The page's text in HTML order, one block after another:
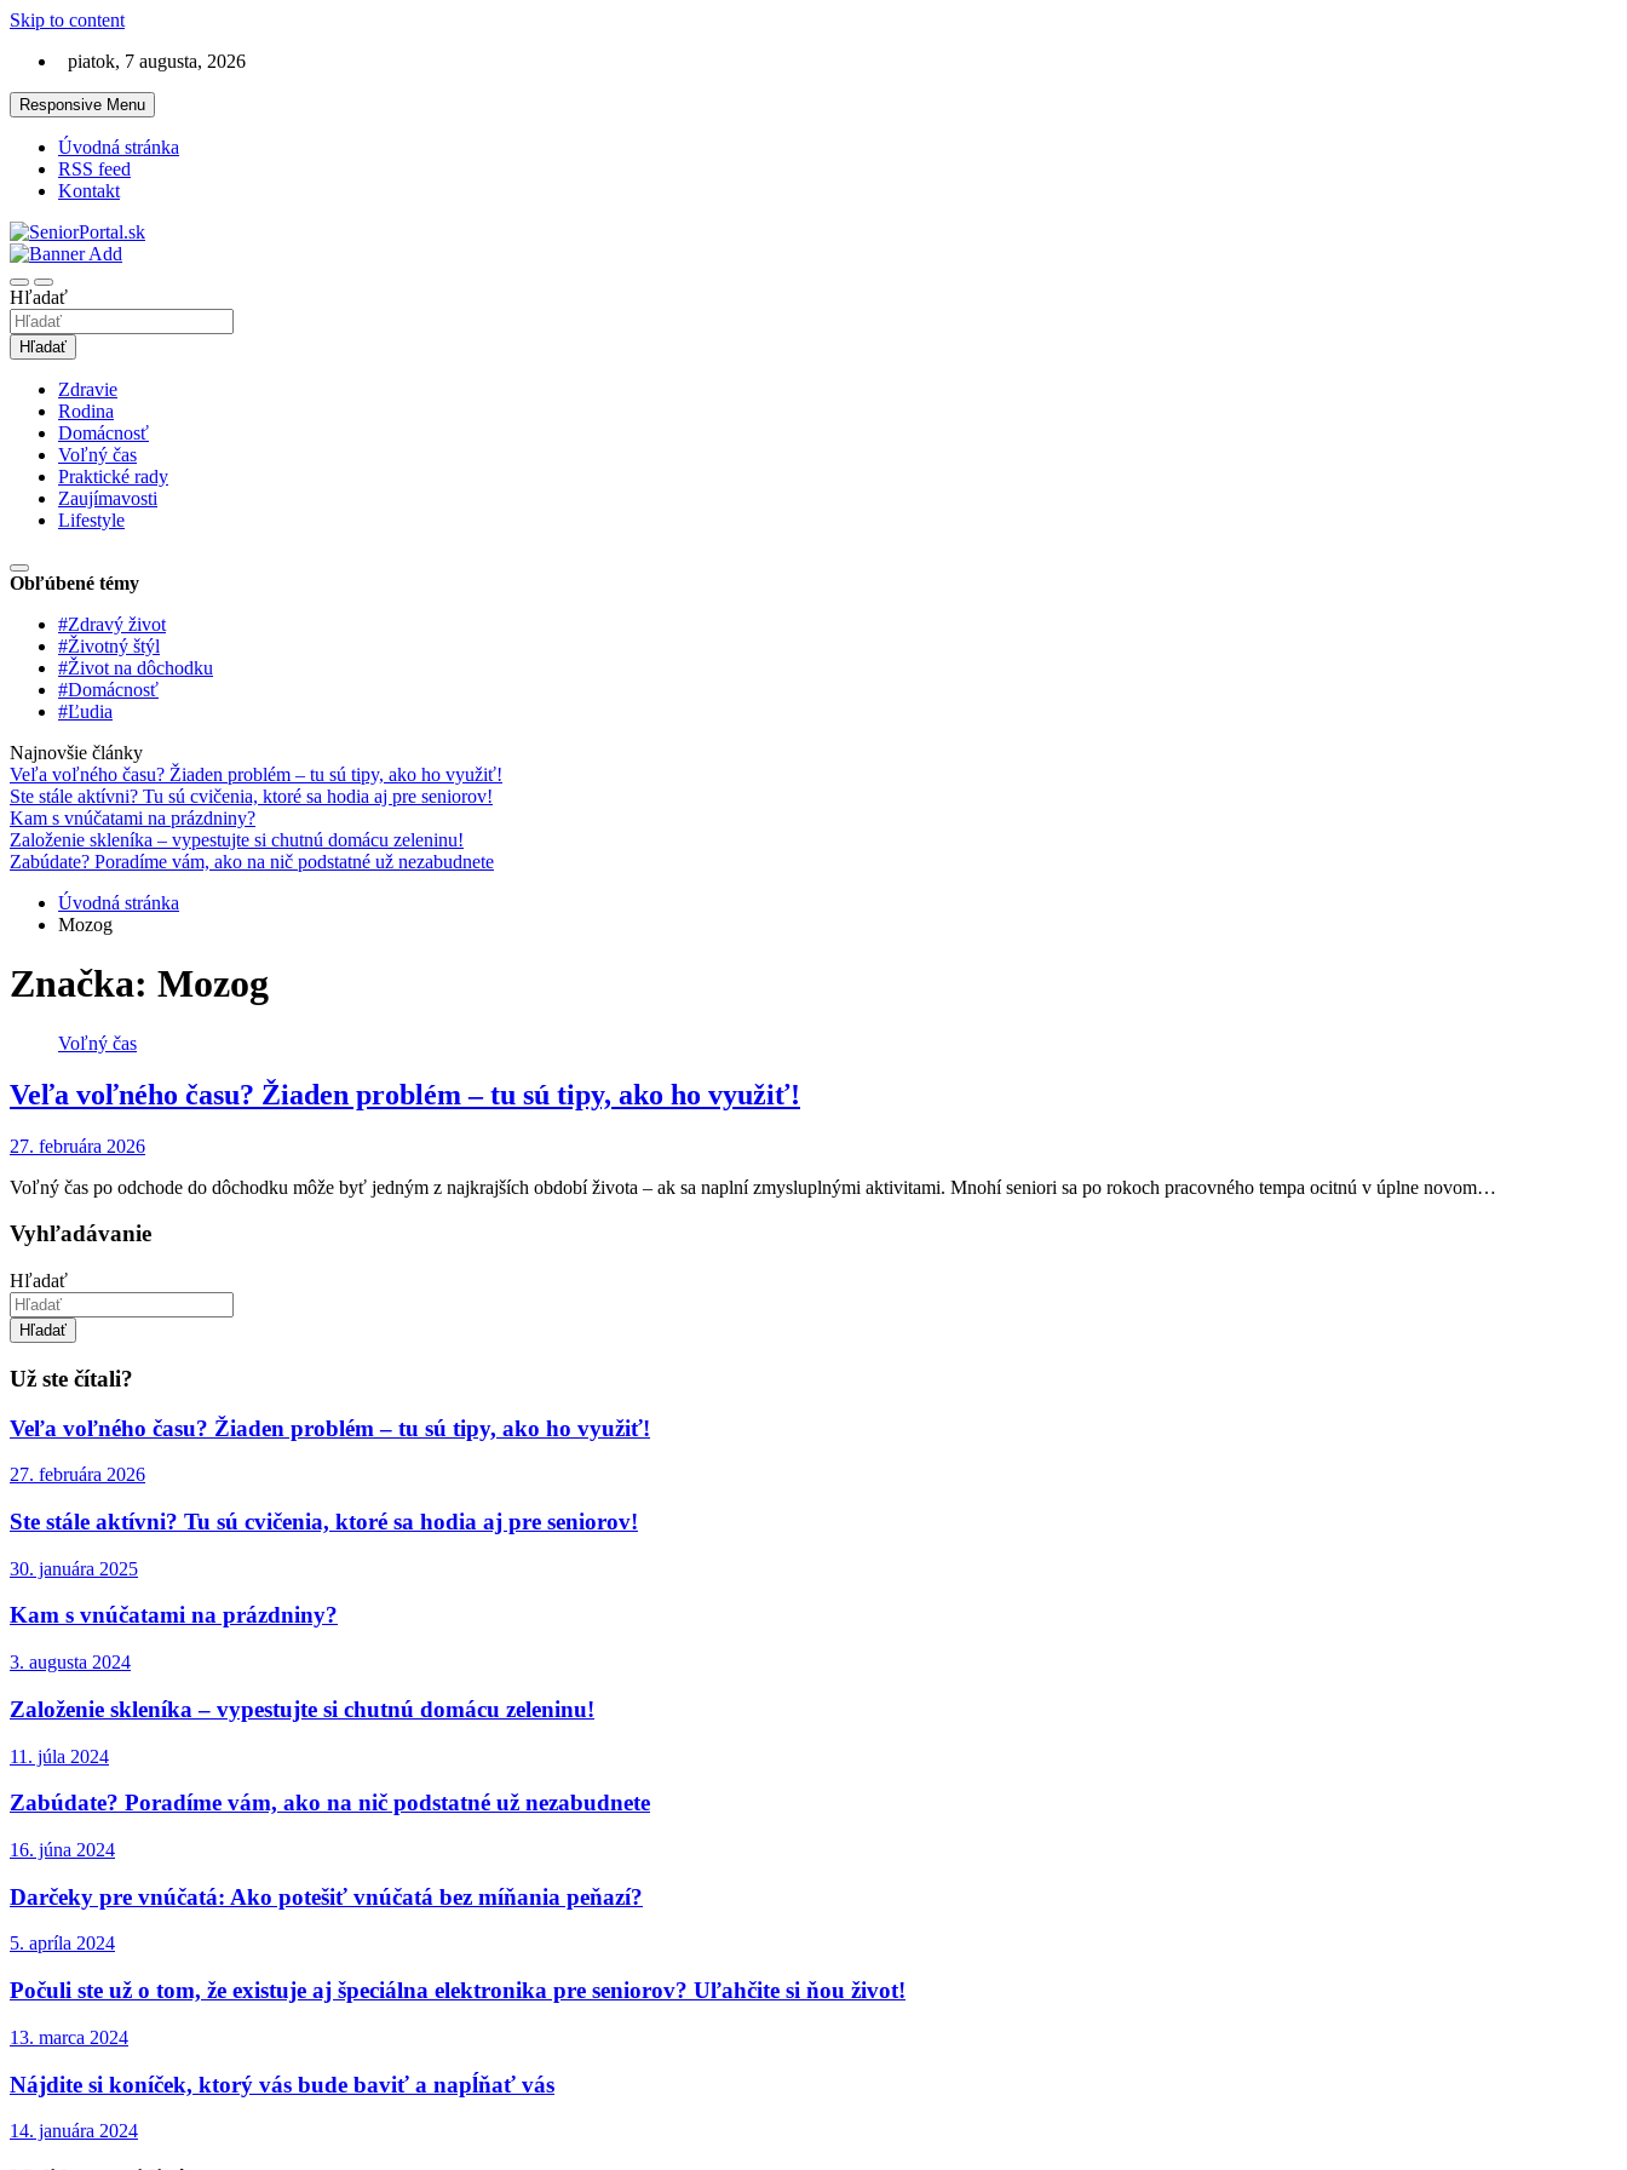
Skip to content
piatok, 7 augusta, 2026
Responsive Menu
Úvodná stránka
RSS feed
Kontakt
SeniorPortal.sk
Hľadať
Hľadať
Zdravie
Rodina
Domácnosť
Voľný čas
Praktické rady
Zaujímavosti
Lifestyle
Obľúbené témy
#Zdravý život
#Životný štýl
#Život na dôchodku
#Domácnosť
#Ľudia
Najnovšie články
Veľa voľného času? Žiaden problém – tu sú tipy, ako ho využiť!
Ste stále aktívni? Tu sú cvičenia, ktoré sa hodia aj pre seniorov!
Kam s vnúčatami na prázdniny?
Založenie skleníka – vypestujte si chutnú domácu zeleninu!
Zabúdate? Poradíme vám, ako na nič podstatné už nezabudnete
Úvodná stránka
Mozog
Značka: Mozog
Voľný čas
Veľa voľného času? Žiaden problém – tu sú tipy, ako ho využiť!
27. februára 2026
Voľný čas po odchode do dôchodku môže byť jedným z najkrajších období života – ak sa naplní zmysluplnými aktivitami. Mnohí seniori sa po rokoch pracovného tempa ocitnú v úplne novom…
Vyhľadávanie
Hľadať
Hľadať
Už ste čítali?
Veľa voľného času? Žiaden problém – tu sú tipy, ako ho využiť!
27. februára 2026
Ste stále aktívni? Tu sú cvičenia, ktoré sa hodia aj pre seniorov!
30. januára 2025
Kam s vnúčatami na prázdniny?
3. augusta 2024
Založenie skleníka – vypestujte si chutnú domácu zeleninu!
11. júla 2024
Zabúdate? Poradíme vám, ako na nič podstatné už nezabudnete
16. júna 2024
Darčeky pre vnúčatá: Ako potešiť vnúčatá bez míňania peňazí?
5. apríla 2024
Počuli ste už o tom, že existuje aj špeciálna elektronika pre seniorov? Uľahčite si ňou život!
13. marca 2024
Nájdite si koníček, ktorý vás bude baviť a napĺňať vás
14. januára 2024